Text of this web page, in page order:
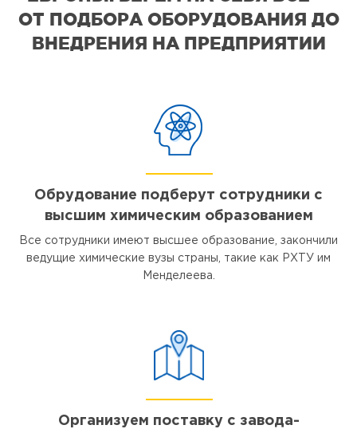
ОТ ПОДБОРА ОБОРУДОВАНИЯ ДО
ВНЕДРЕНИЯ НА ПРЕДПРИЯТИИ
Обрудование подберут сотрудники с
высшим химическим образованием
Все сотрудники имеют высшее образование, закончили
ведущие химические вузы страны, такие как РХТУ им
Менделеева.
Организуем поставку с завода-